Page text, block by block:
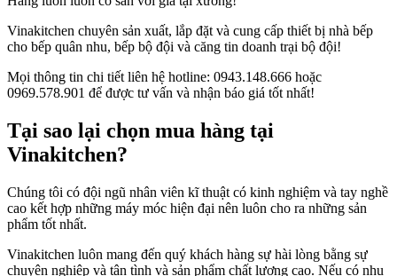
Vinakitchen chuyên sản xuất, lắp đặt và cung cấp thiết bị nhà bếp
cho bếp quân nhu, bếp bộ đội và căng tin doanh trại bộ đội!
Mọi thông tin chi tiết liên hệ hotline: 0943.148.666 hoặc
0969.578.901 để được tư vấn và nhận báo giá tốt nhất!
Tại sao lại chọn mua hàng tại
Vinakitchen?
Chúng tôi có đội ngũ nhân viên kĩ thuật có kinh nghiệm và tay nghề
cao kết hợp những máy móc hiện đại nên luôn cho ra những sản
phẩm tốt nhất.
Vinakitchen luôn mang đến quý khách hàng sự hài lòng bằng sự
chuyên nghiệp và tận tình và sản phẩm chất lượng cao. Nếu có nhu